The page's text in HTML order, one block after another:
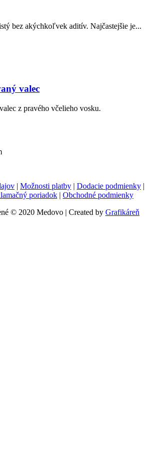
bez akýchkoľvek aditív. Najčastejšie je...
valec
z pravého včelieho vosku.
| Možnosti platby | Dodacie podmienky |
poriadok | Obchodné podmienky
© 2020 Medovo | Created by Grafikáreň